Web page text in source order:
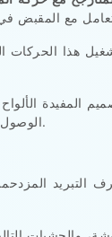
هذا الحركات
المفيدة
دون تحويل التلامس الروتيني إلى أعمال صيانة مستمرة.
التبريد